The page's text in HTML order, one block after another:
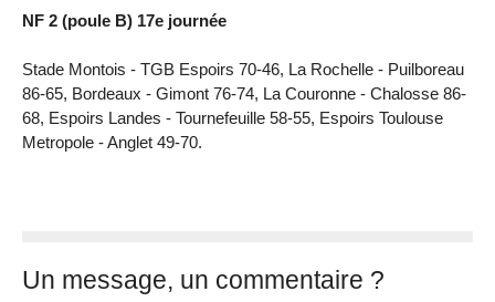
NF 2 (poule B) 17e journée
Stade Montois - TGB Espoirs 70-46, La Rochelle - Puilboreau
86-65, Bordeaux - Gimont 76-74, La Couronne - Chalosse 86-
68, Espoirs Landes - Tournefeuille 58-55, Espoirs Toulouse
Metropole - Anglet 49-70.
Un message, un commentaire ?